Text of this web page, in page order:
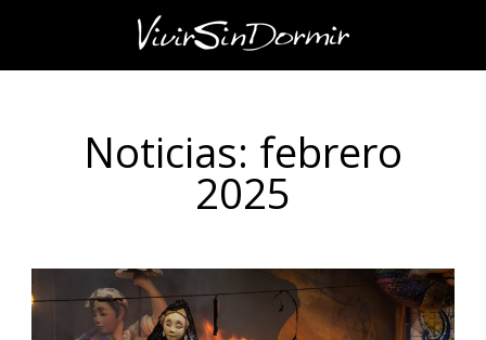
Noticias: febrero
2025